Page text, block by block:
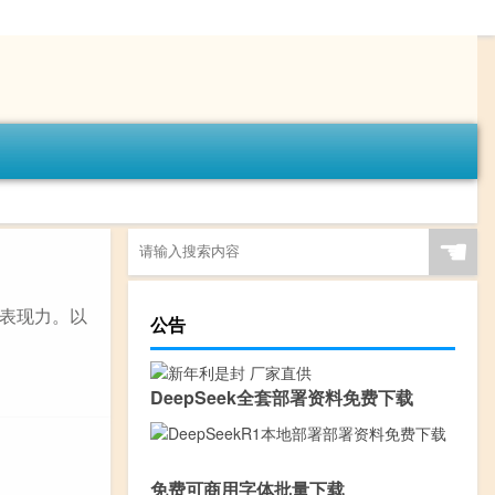
现力。以
☚
公告
DeepSeek全套部署资料免费下载
免费可商用字体批量下载